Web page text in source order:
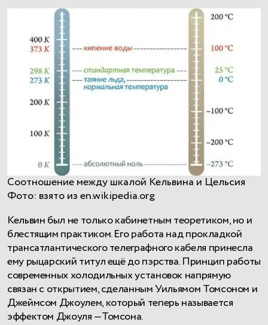
Соотношение между шкалой Кельвина и Цельсия
Фото: взято из en.wikipedia.org
Кельвин был не только кабинетным теоретиком, но и
блестящим практиком. Его работа над прокладкой
трансатлантического телеграфного кабеля принесла
ему рыцарский титул ещё до пэрства. Принцип работы
современных холодильных установок напрямую
связан с открытием, сделанным Уильямом Томсоном и
Джеймсом Джоулем, который теперь называется
эффектом Джоуля —Томсона.